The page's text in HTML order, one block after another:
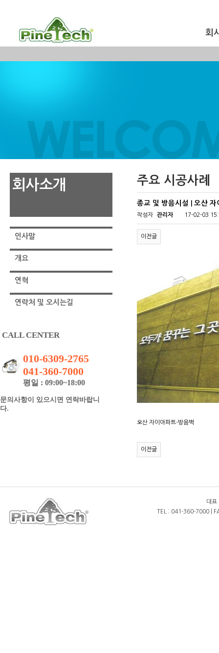
회
회사소개
인사말
개요
연혁
연락처 및 오시는길
CALL CENTER
010-6309-2765
041-360-7000
평일 : 09:00~18:00
문의사항이 있으시면 연락바랍니
다.
주요 시공사례
종교 및 방음시설 | 오산
작성자 관리자 17-02-03
이전글
오산 자이아파트-방음벽
이전글
대표
TEL : 041-360-7000 |